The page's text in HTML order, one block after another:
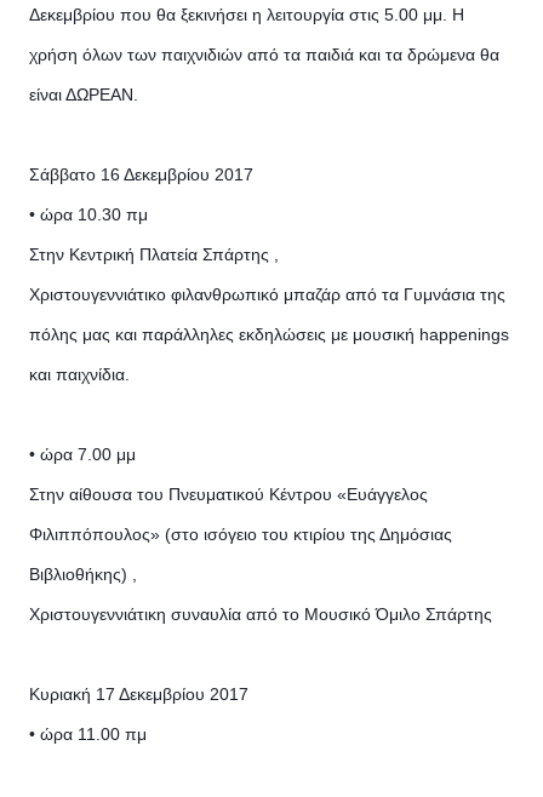
Δεκεμβρίου που θα ξεκινήσει η λειτουργία στις 5.00 μμ. Η
χρήση όλων των παιχνιδιών από τα παιδιά και τα δρώμενα θα
είναι ΔΩΡΕΑΝ.
Σάββατο 16 Δεκεμβρίου 2017
• ώρα 10.30 πμ
Στην Κεντρική Πλατεία Σπάρτης ,
Χριστουγεννιάτικο φιλανθρωπικό μπαζάρ από τα Γυμνάσια της
πόλης μας και παράλληλες εκδηλώσεις με μουσική happenings
και παιχνίδια.
• ώρα 7.00 μμ
Στην αίθουσα του Πνευματικού Κέντρου «Ευάγγελος
Φιλιππόπουλος» (στο ισόγειο του κτιρίου της Δημόσιας
Βιβλιοθήκης) ,
Χριστουγεννιάτικη συναυλία από το Μουσικό Όμιλο Σπάρτης
Κυριακή 17 Δεκεμβρίου 2017
• ώρα 11.00 πμ